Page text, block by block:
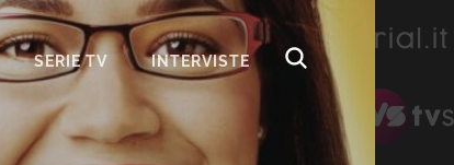
SERIE TV INTERVISTE